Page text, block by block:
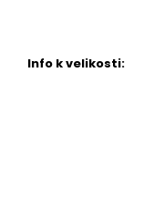
Info k velikosti: